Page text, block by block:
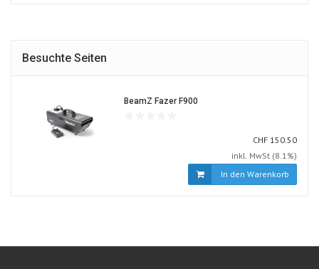
Besuchte Seiten
BeamZ Fazer F900
CHF CHF
150.50
inkl. MwSt (8.1%)
In den Warenkorb